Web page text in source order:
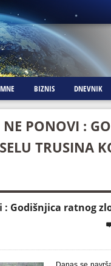
BIZNIS DNEVNIK
PONOVI :
TRUSINA
: Godišnjica ratnog